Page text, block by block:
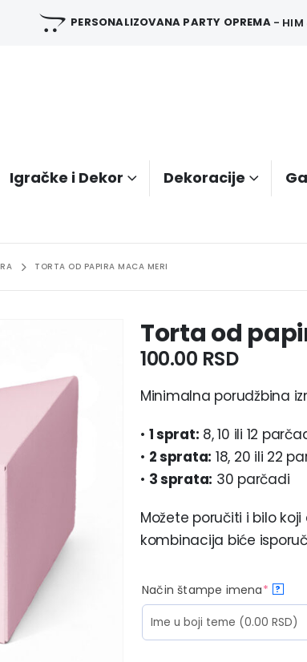
PERSONALIZOVANA PARTY OPREMA - HIM
Igračke i Dekor Dekoracije
TORTA OD PAPIRA MACA MERI
Torta od
100.00 RSD
Minimalna porudžbina
• 1 sprat: 8, 10 ili 12
• 2 sprata: 18, 20 ili 22
• 3 sprata: 30 parčadi
Možete poručiti i bilo
kombinacija biće
Način štampe imena* ?